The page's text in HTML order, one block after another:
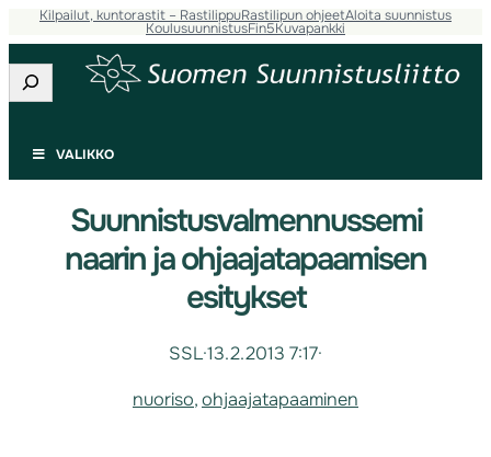
Kilpailut, kuntorastit – RastilippuRastilipun ohjeetAloita suunnistus
KoulusuunnistusFin5Kuvapankki
Etsi
VALIKKO
Suunnistusvalmennussemi
naarin ja ohjaajatapaamisen
esitykset
SSL·13.2.2013 7:17·
nuoriso, ohjaajatapaaminen